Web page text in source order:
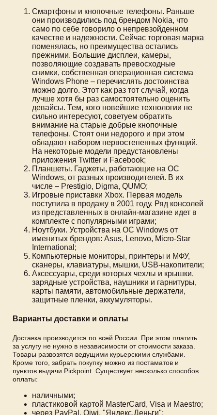
Смартфоны и кнопочные телефоны. Раньше
они производились под брендом Nokia, что
само по себе говорило о непревзойденном
качестве и надежности. Сейчас торговая марка
поменялась, но преимущества остались
прежними. Большие дисплеи, камеры,
позволяющие создавать превосходные
снимки, собственная операционная система
Windows Phone – перечислять достоинства
можно долго. Этот как раз тот случай, когда
лучше хотя бы раз самостоятельно оценить
девайсы. Тем, кого новейшие технологии не
сильно интересуют, советуем обратить
внимание на старые добрые кнопочные
телефоны. Стоят они недорого и при этом
обладают набором первостепенных функций.
На некоторые модели предустановлены
приложения Twitter и Facebook;
Планшеты. Гаджеты, работающие на ОС
Windows, от разных производителей. В их
числе – Prestigio, Digma, QUMO;
Игровые приставки Xbox. Первая модель
поступила в продажу в 2001 году. Ряд консолей
из представленных в онлайн-магазине идет в
комплекте с популярными играми;
Ноутбуки. Устройства на ОС Windows от
именитых брендов: Asus, Lenovo, Micro-Star
International;
Компьютерные мониторы, принтеры и МФУ,
сканеры, клавиатуры, мышки, USB-накопители;
Аксессуары, среди которых чехлы и крышки,
зарядные устройства, наушники и гарнитуры,
карты памяти, автомобильные держатели,
защитные пленки, аккумуляторы.
Варианты доставки и оплаты
Доставка производится по всей России. При этом платить
за услугу не нужно в независимости от стоимости заказа.
Товары развозятся ведущими курьерскими службами.
Кроме того, забрать покупку можно из постаматов и
пунктов выдачи Pickpoint. Существует несколько способов
оплаты:
наличными;
пластиковой картой MasterCard, Visa и Maestro;
через PayPal, Qiwi, "Яндекс.Деньги";